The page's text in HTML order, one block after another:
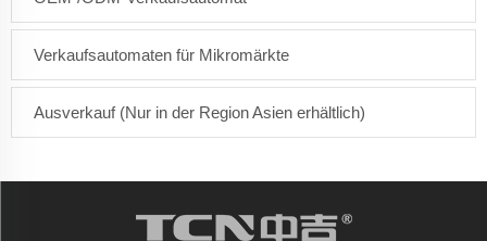
Verkaufsautomaten für Mikromärkte
Ausverkauf (Nur in der Region Asien erhältlich)